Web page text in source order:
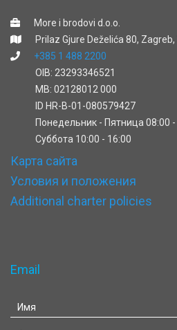
More i brodovi d.o.o.
Prilaz Gjure Deželića 80,
+385 1 488 2200
OIB: 23293346521
MB: 02128012 000
ID HR-B-01-080579427
Понедельник - Пятница 08:00 -
Cуббота 10:00 - 16:00
Карта сайта
Условия и положения
Additional charter policies
Email